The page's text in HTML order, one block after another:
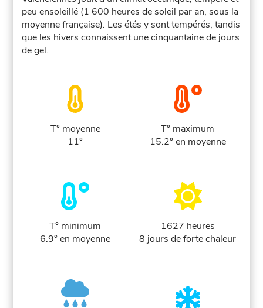
peu ensoleillé (1 600 heures de soleil par an, sous la
moyenne française). Les étés y sont tempérés, tandis
que les hivers connaissent une cinquantaine de jours
de gel.
T° moyenne
11°
T° maximum
15.2° en moyenne
T° minimum
6.9° en moyenne
1627 heures
8 jours de forte chaleur